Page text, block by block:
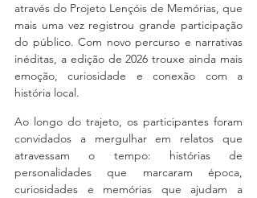
através do Projeto Lençóis de Memórias, que
mais uma vez registrou grande participação
do público. Com novo percurso e narrativas
inéditas, a edição de 2026 trouxe ainda mais
emoção, curiosidade e conexão com a
história local.
Ao longo do trajeto, os participantes foram
convidados a mergulhar em relatos que
atravessam o tempo: histórias de
personalidades que marcaram época,
curiosidades e memórias que ajudam a